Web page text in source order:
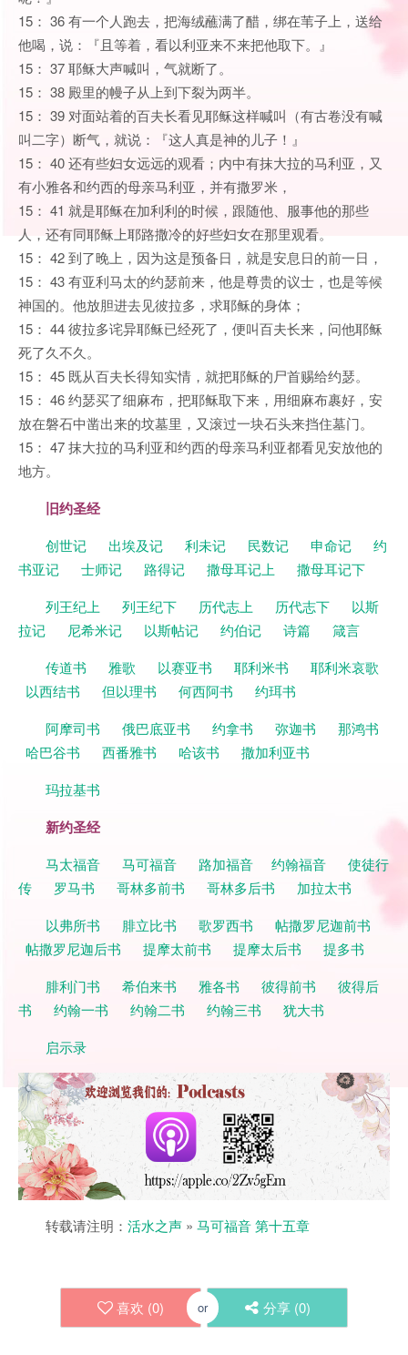
15： 36 有一个人跑去，把海绒蘸满了醋，绑在苇子上，送给
他喝，说：『且等着，看以利亚来不来把他取下。』
15： 37 耶稣大声喊叫，气就断了。
15： 38 殿里的幔子从上到下裂为两半。
15： 39 对面站着的百夫长看见耶稣这样喊叫（有古卷没有喊
叫二字）断气，就说：『这人真是神的儿子！』
15： 40 还有些妇女远远的观看；内中有抹大拉的马利亚，又
有小雅各和约西的母亲马利亚，并有撒罗米，
15： 41 就是耶稣在加利利的时候，跟随他、服事他的那些
人，还有同耶稣上耶路撒冷的好些妇女在那里观看。
15： 42 到了晚上，因为这是预备日，就是安息日的前一日，
15： 43 有亚利马太的约瑟前来，他是尊贵的议士，也是等候
神国的。他放胆进去见彼拉多，求耶稣的身体；
15： 44 彼拉多诧异耶稣已经死了，便叫百夫长来，问他耶稣
死了久不久。
15： 45 既从百夫长得知实情，就把耶稣的尸首赐给约瑟。
15： 46 约瑟买了细麻布，把耶稣取下来，用细麻布裹好，安
放在磐石中凿出来的坟墓里，又滚过一块石头来挡住墓门。
15： 47 抹大拉的马利亚和约西的母亲马利亚都看见安放他的
地方。
旧约圣经
创世记 出埃及记 利未记 民数记 申命记
约
书亚记
士师记 路得记 撒母耳记上
撒母耳记下
列王纪上
列王纪下 历代志上 历代志下
以斯
拉记
尼希米记 以斯帖记 约伯记 诗篇
箴言
传道书
雅歌 以赛亚书 耶利米书
耶利米哀歌
以西结书
但以理书 何西阿书
约珥书
阿摩司书
俄巴底亚书 约拿书 弥迦书
那鸿书
哈巴谷书
西番雅书 哈该书
撒加利亚书
玛拉基书
新约圣经
马太福音 马可福音 路加福音 约翰福音
使徒行
传
罗马书 哥林多前书 哥林多后书
加拉太书
以弗所书
腓立比书 歌罗西书
帖撒罗尼迦前书
帖撒罗尼迦后书
提摩太前书 提摩太后书
提多书
腓利门书
希伯来书 雅各书 彼得前书
彼得后
书
约翰一书 约翰二书 约翰三书
犹大书
启示录
转载请注明： 活水之声 » 马可福音 第十五章
喜欢 (0) or 分享 (0)